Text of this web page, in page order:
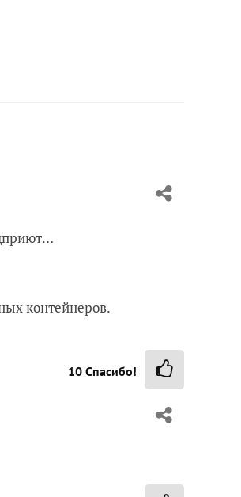
контейнеров.
10 Спасибо!